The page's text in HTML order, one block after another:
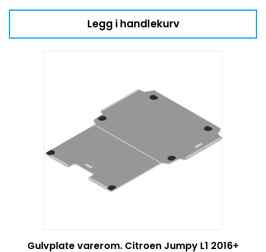
Legg i handlekurv
Gulvplate varerom. Citroen Jumpy L1 2016+